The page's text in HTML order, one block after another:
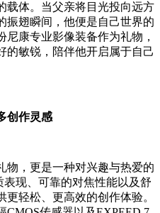
载体。当父亲将目光投向远方
振翅瞬间，他便是自己世界的
康专业影像装备作为礼物，
的敏锐，陪伴他开启属于自己
创作灵感
物，更是一种对兴趣与热爱的
现、可靠的对焦性能以及舒
轻松、更高效的创作体验。